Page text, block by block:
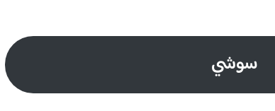
سوشي